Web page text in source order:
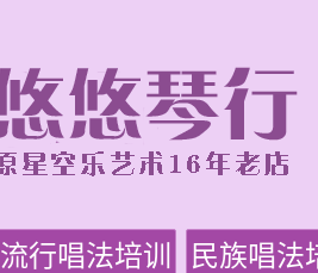
流行唱法培训 民族唱法